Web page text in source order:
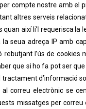
compte nostre amb el
altres serveis
així li’l requerisca la
seua adreça IP amb
l’ús de cookies
que si ho fa pot ser
d’informació
correu electrònic se
missatges per